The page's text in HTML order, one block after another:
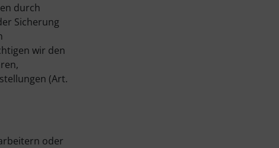
durch
Sicherung
wir den
(Art.
oder